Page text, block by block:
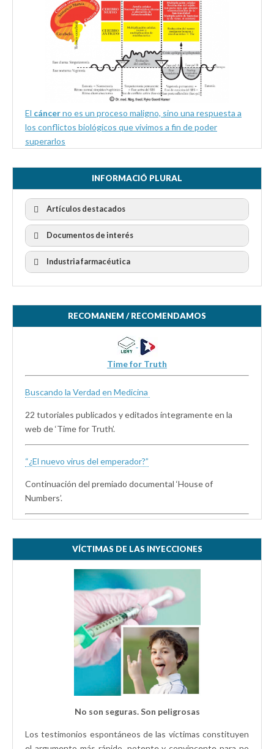
El cáncerno es un proceso maligno, sino una respuesta a
los conflictos biológicos que vivimos a fin de poder
superarlos
INFORMACIÓ PLURAL
Artículos destacados
Documentos de interés
Industria farmacéutica
RECOMANEM / RECOMENDAMOS
Time for Truth
Buscando la Verdad en Medicina
22 tutoriales publicados y editados íntegramente en la
web de ‘Time for Truth’.
“¿El nuevo virus del emperador?”
Continuación del premiado documental ‘House of
Numbers’.
VÍCTIMAS DE LAS INYECCIONES
No son seguras. Son peligrosas
Los testimonios espontáneos de las víctimas constituyen